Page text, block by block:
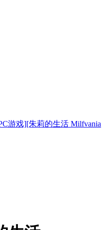
游戏][朱莉的生活 Milfvania